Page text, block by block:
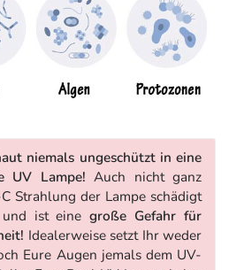
niemals ungeschützt in eine
UV Lampe! Auch nicht ganz
Strahlung der Lampe schädigt
und ist einegroße Gefahr für
Idealerweise setzt Ihr weder
Eure Augen jemals dem UV-